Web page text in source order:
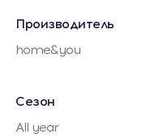
Производитель
home&you
Сезон
All year